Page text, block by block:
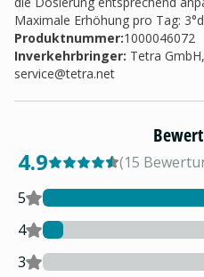
Maximale Erhöhung pro Tag:
Produktnummer:1000046072
Inverkehrbringer: Tetra
service@tetra.net
4.9 (15
5
4
3